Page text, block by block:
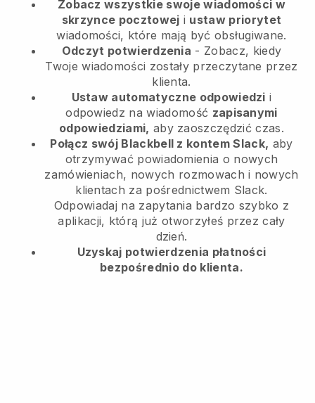
Zobacz wszystkie swoje wiadomości w
skrzynce pocztowej i ustaw priorytet
wiadomości, które mają być obsługiwane.
Odczyt potwierdzenia - Zobacz, kiedy
Twoje wiadomości zostały przeczytane przez
klienta.
Ustaw automatyczne odpowiedzi i
odpowiedz na wiadomość zapisanymi
odpowiedziami, aby zaoszczędzić czas.
Połącz swój Blackbell z kontem Slack, aby
otrzymywać powiadomienia o nowych
zamówieniach, nowych rozmowach i nowych
klientach za pośrednictwem Slack.
Odpowiadaj na zapytania bardzo szybko z
aplikacji, którą już otworzyłeś przez cały
dzień.
Uzyskaj potwierdzenia płatności
bezpośrednio do klienta.